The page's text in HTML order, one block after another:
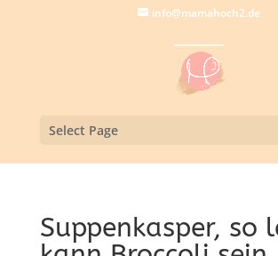
info@mamahoch2.de
Select Page
Suppenkasper, so